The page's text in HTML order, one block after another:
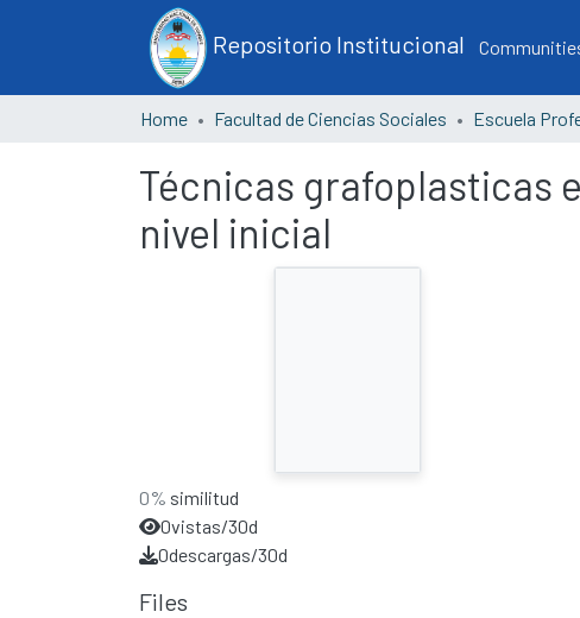
Repositorio Institucional
Home Facultad de Ciencias Sociales
Técnicas grafoplasticas
nivel inicial
0% similitud
0vistas/30d
0descargas/30d
Files